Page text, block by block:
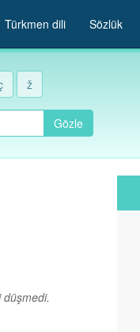
Türkmen dili Sözlük
ž
Gözle